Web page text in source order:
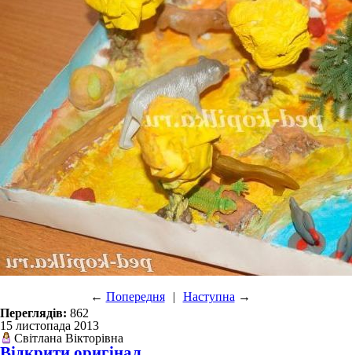
← Попередня | Наступна →
Переглядів: 862
15 листопада 2013
Світлана Вікторівна